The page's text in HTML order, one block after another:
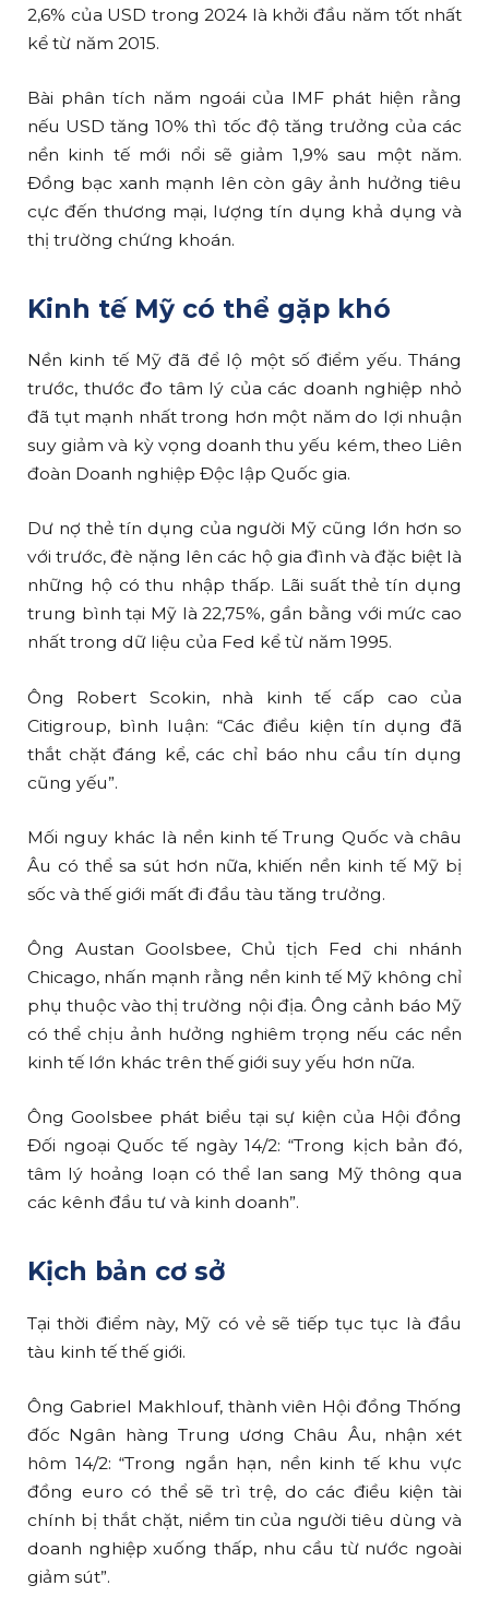
2,6% của USD trong 2024 là khởi đầu năm tốt nhất
kể từ năm 2015.
Bài phân tích năm ngoái của IMF phát hiện rằng
nếu USD tăng 10% thì tốc độ tăng trưởng của các
nền kinh tế mới nổi sẽ giảm 1,9% sau một năm.
Đồng bạc xanh mạnh lên còn gây ảnh hưởng tiêu
cực đến thương mại, lượng tín dụng khả dụng và
thị trường chứng khoán.
Kinh tế Mỹ có thể gặp khó
Nền kinh tế Mỹ đã để lộ một số điểm yếu. Tháng
trước, thước đo tâm lý của các doanh nghiệp nhỏ
đã tụt mạnh nhất trong hơn một năm do lợi nhuận
suy giảm và kỳ vọng doanh thu yếu kém, theo Liên
đoàn Doanh nghiệp Độc lập Quốc gia.
Dư nợ thẻ tín dụng của người Mỹ cũng lớn hơn so
với trước, đè nặng lên các hộ gia đình và đặc biệt là
những hộ có thu nhập thấp. Lãi suất thẻ tín dụng
trung bình tại Mỹ là 22,75%, gần bằng với mức cao
nhất trong dữ liệu của Fed kể từ năm 1995.
Ông Robert Scokin, nhà kinh tế cấp cao của
Citigroup, bình luận: “Các điều kiện tín dụng đã
thắt chặt đáng kể, các chỉ báo nhu cầu tín dụng
cũng yếu”.
Mối nguy khác là nền kinh tế Trung Quốc và châu
Âu có thể sa sút hơn nữa, khiến nền kinh tế Mỹ bị
sốc và thế giới mất đi đầu tàu tăng trưởng.
Ông Austan Goolsbee, Chủ tịch Fed chi nhánh
Chicago, nhấn mạnh rằng nền kinh tế Mỹ không chỉ
phụ thuộc vào thị trường nội địa. Ông cảnh báo Mỹ
có thể chịu ảnh hưởng nghiêm trọng nếu các nền
kinh tế lớn khác trên thế giới suy yếu hơn nữa.
Ông Goolsbee phát biểu tại sự kiện của Hội đồng
Đối ngoại Quốc tế ngày 14/2: “Trong kịch bản đó,
tâm lý hoảng loạn có thể lan sang Mỹ thông qua
các kênh đầu tư và kinh doanh”.
Kịch bản cơ sở
Tại thời điểm này, Mỹ có vẻ sẽ tiếp tục tục là đầu
tàu kinh tế thế giới.
Ông Gabriel Makhlouf, thành viên Hội đồng Thống
đốc Ngân hàng Trung ương Châu Âu, nhận xét
hôm 14/2: “Trong ngắn hạn, nền kinh tế khu vực
đồng euro có thể sẽ trì trệ, do các điều kiện tài
chính bị thắt chặt, niềm tin của người tiêu dùng và
doanh nghiệp xuống thấp, nhu cầu từ nước ngoài
giảm sút”.